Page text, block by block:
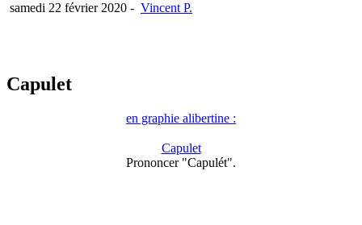
samedi 22 février 2020 - Vincent P.
Capulet
en graphie alibertine :
Capulet
Prononcer "Capulét".